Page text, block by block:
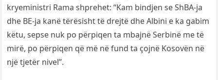
kryeministri Rama shprehet: “Kam bindjen se ShBA-ja
dhe BE-ja kanë tërësisht të drejtë dhe Albini e ka gabim
këtu, sepse nuk po përpiqen ta mbajnë Serbinë me të
mirë, po përpiqen që më në fund ta çojnë Kosovën në
një tjetër nivel”.